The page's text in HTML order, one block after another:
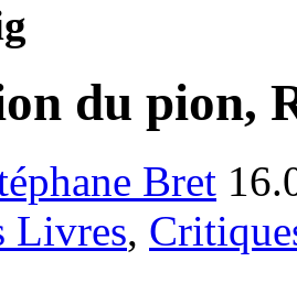
du pion,
Bret
Livres,